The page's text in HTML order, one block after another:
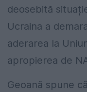
deosebită
Ucraina a
aderarea la
apropierea de
Geoană spune